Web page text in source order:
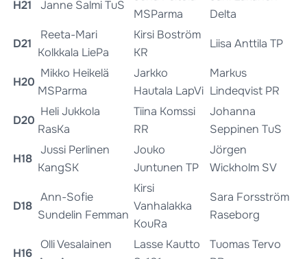
H21 Janne Salmi TuS
MSParma
Delta
D21
Reeta-Mari
Kolkkala LiePa
Kirsi Boström
KR
Liisa Anttila TP
H20
Mikko Heikelä
MSParma
Jarkko
Hautala LapVi
Markus
Lindeqvist PR
D20
Heli Jukkola
RasKa
Tiina Komssi
RR
Johanna
Seppinen TuS
H18
Jussi Perlinen
KangSK
Jouko
Juntunen TP
Jörgen
Wickholm SV
D18
Ann-Sofie
Sundelin Femman
Kirsi
Vanhalakka
KouRa
Sara Forsström
Raseborg
H16
Olli Vesalainen
Lasse Kautto
Tuomas Tervo